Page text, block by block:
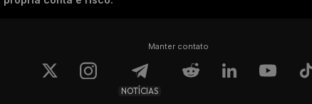
Manter contato
NOTÍCIAS